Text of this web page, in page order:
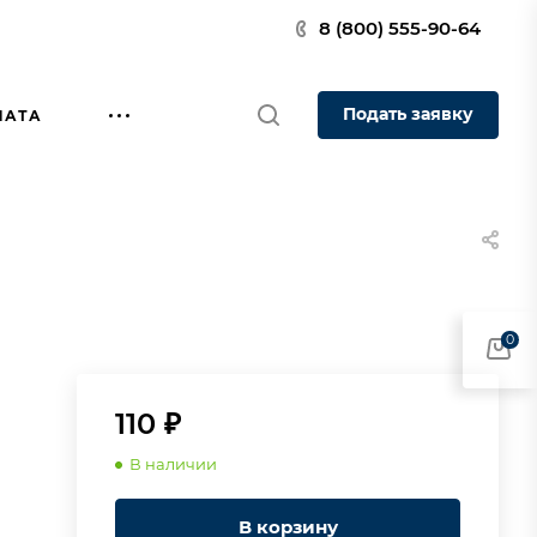
8 (800) 555-90-64
Подать заявку
110 ₽
В наличии
В корзину
0